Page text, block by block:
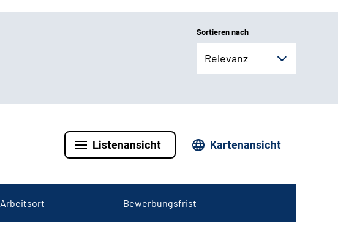
Sortieren nach
Relevanz
Listenansicht Kartenansicht
Arbeitsort Bewerbungsfrist